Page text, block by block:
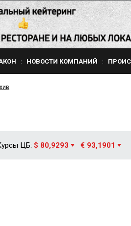
НОВОСТИ КОМПАНИЙ
ЦБ: $ 80,9293 € 93,1901